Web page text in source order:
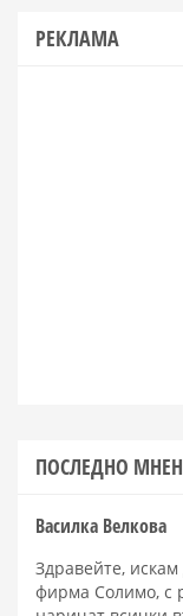
РЕКЛАМА
ПОСЛЕДНО
Василка Велкова
Здравейте,
фирма Солимо, с